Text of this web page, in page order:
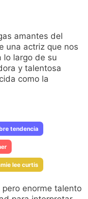
amantes del
una actriz que nos
lo largo de su
y talentosa
como la
tendencia
lee curtis
enorme talento